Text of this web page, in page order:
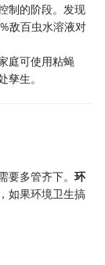
制的阶段。发现
敌百虫水溶液对
庭可使用粘蝇
生。
要多管齐下。环
如果环境卫生搞